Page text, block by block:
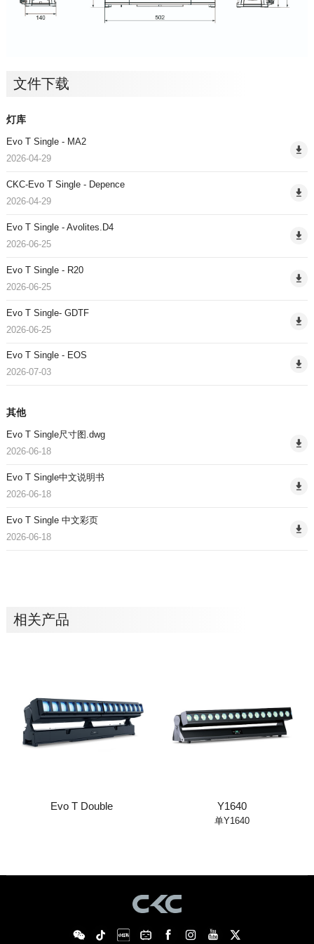
文件下载
灯库
Evo T Single - MA2
2026-04-29
CKC-Evo T Single - Depence
2026-04-29
Evo T Single - Avolites.D4
2026-06-25
Evo T Single - R20
2026-06-25
Evo T Single- GDTF
2026-06-25
Evo T Single - EOS
2026-07-03
其他
Evo T Single尺寸图.dwg
2026-06-18
Evo T Single中文说明书
2026-06-18
Evo T Single 中文彩页
2026-06-18
相关产品
Evo T Double Y1640
单Y1640